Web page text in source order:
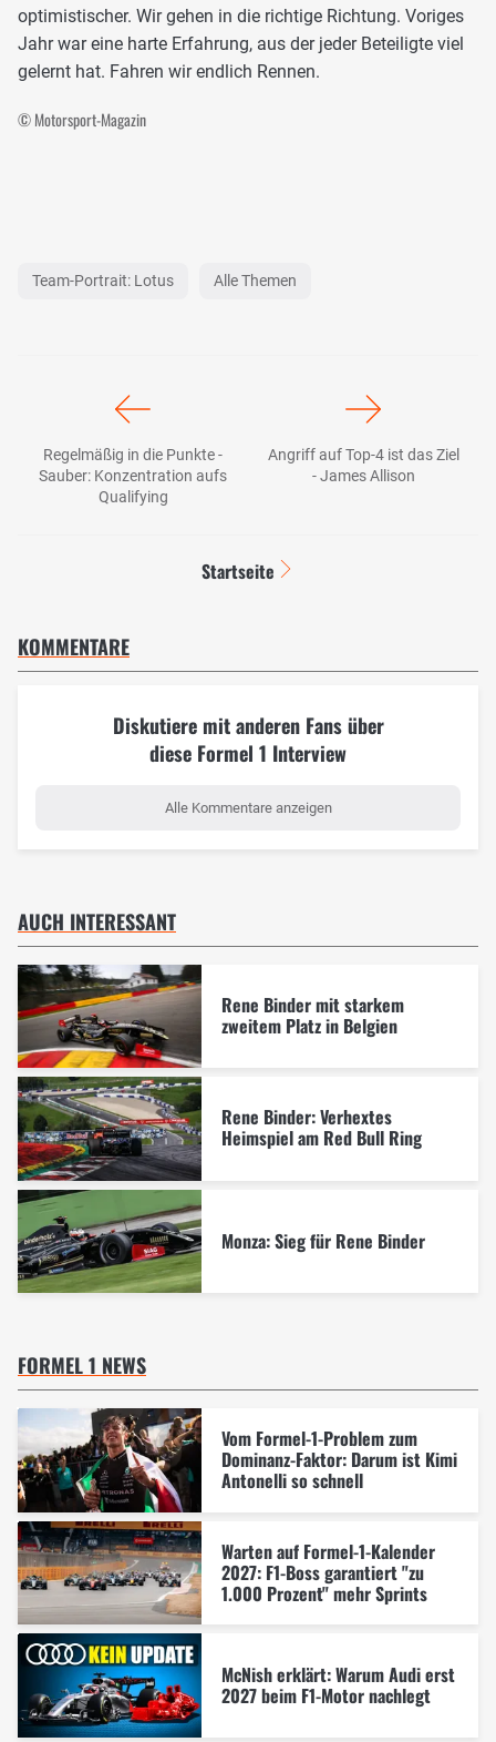
optimistischer. Wir gehen in die richtige Richtung. Voriges
Jahr war eine harte Erfahrung, aus der jeder Beteiligte viel
gelernt hat. Fahren wir endlich Rennen.
© Motorsport-Magazin
Team-Portrait: Lotus Alle Themen
Regelmäßig in die Punkte -
Sauber: Konzentration aufs
Qualifying
Angriff auf Top-4 ist das Ziel
- James Allison
Startseite
KOMMENTARE
Diskutiere mit anderen Fans über
diese Formel 1 Interview
Alle Kommentare anzeigen
AUCH INTERESSANT
Rene Binder mit starkem
zweitem Platz in Belgien
Rene Binder: Verhextes
Heimspiel am Red Bull Ring
Monza: Sieg für Rene Binder
FORMEL 1 NEWS
Vom Formel-1-Problem zum
Dominanz-Faktor: Darum ist Kimi
Antonelli so schnell
Warten auf Formel-1-Kalender
2027: F1-Boss garantiert "zu
1.000 Prozent" mehr Sprints
McNish erklärt: Warum Audi erst
2027 beim F1-Motor nachlegt